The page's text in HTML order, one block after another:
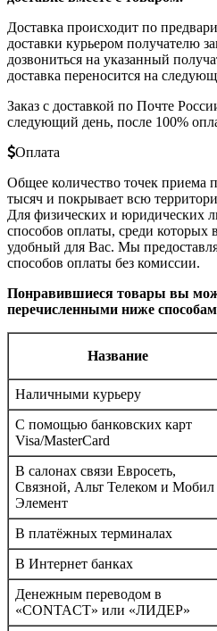
Доставка происходит по
доставки курьером получателю
дозвониться на указанный
доставка переносится на
Заказ с доставкой по Почте
следующий день, после 100%
Оплата
Общее количество точек приема
тысяч и покрывает всю
Для физических и юридических
способов оплаты, среди которых
удобный для Вас. Мы
способов оплаты без комиссии.
Понравившиеся товары вы
перечисленными ниже
Название
Наличными курьеру
С помощью банковских карт
Visa/MasterCard
В салонах связи Евросеть,
Связной, Альт Телеком и Мобил
Элемент
В платёжных терминалах
В Интернет банках
Денежным переводом в
«CONTACT» или «ЛИДЕР»